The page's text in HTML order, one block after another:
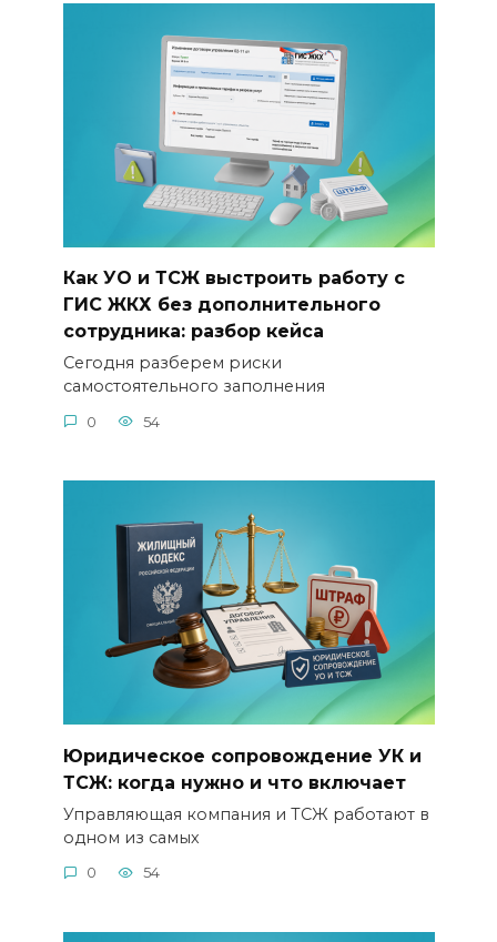
Как УО и ТСЖ выстроить работу с
ГИС ЖКХ без дополнительного
сотрудника: разбор кейса
Сегодня разберем риски
самостоятельного заполнения
0 54
Юридическое сопровождение УК и
ТСЖ: когда нужно и что включает
Управляющая компания и ТСЖ работают в
одном из самых
0 54